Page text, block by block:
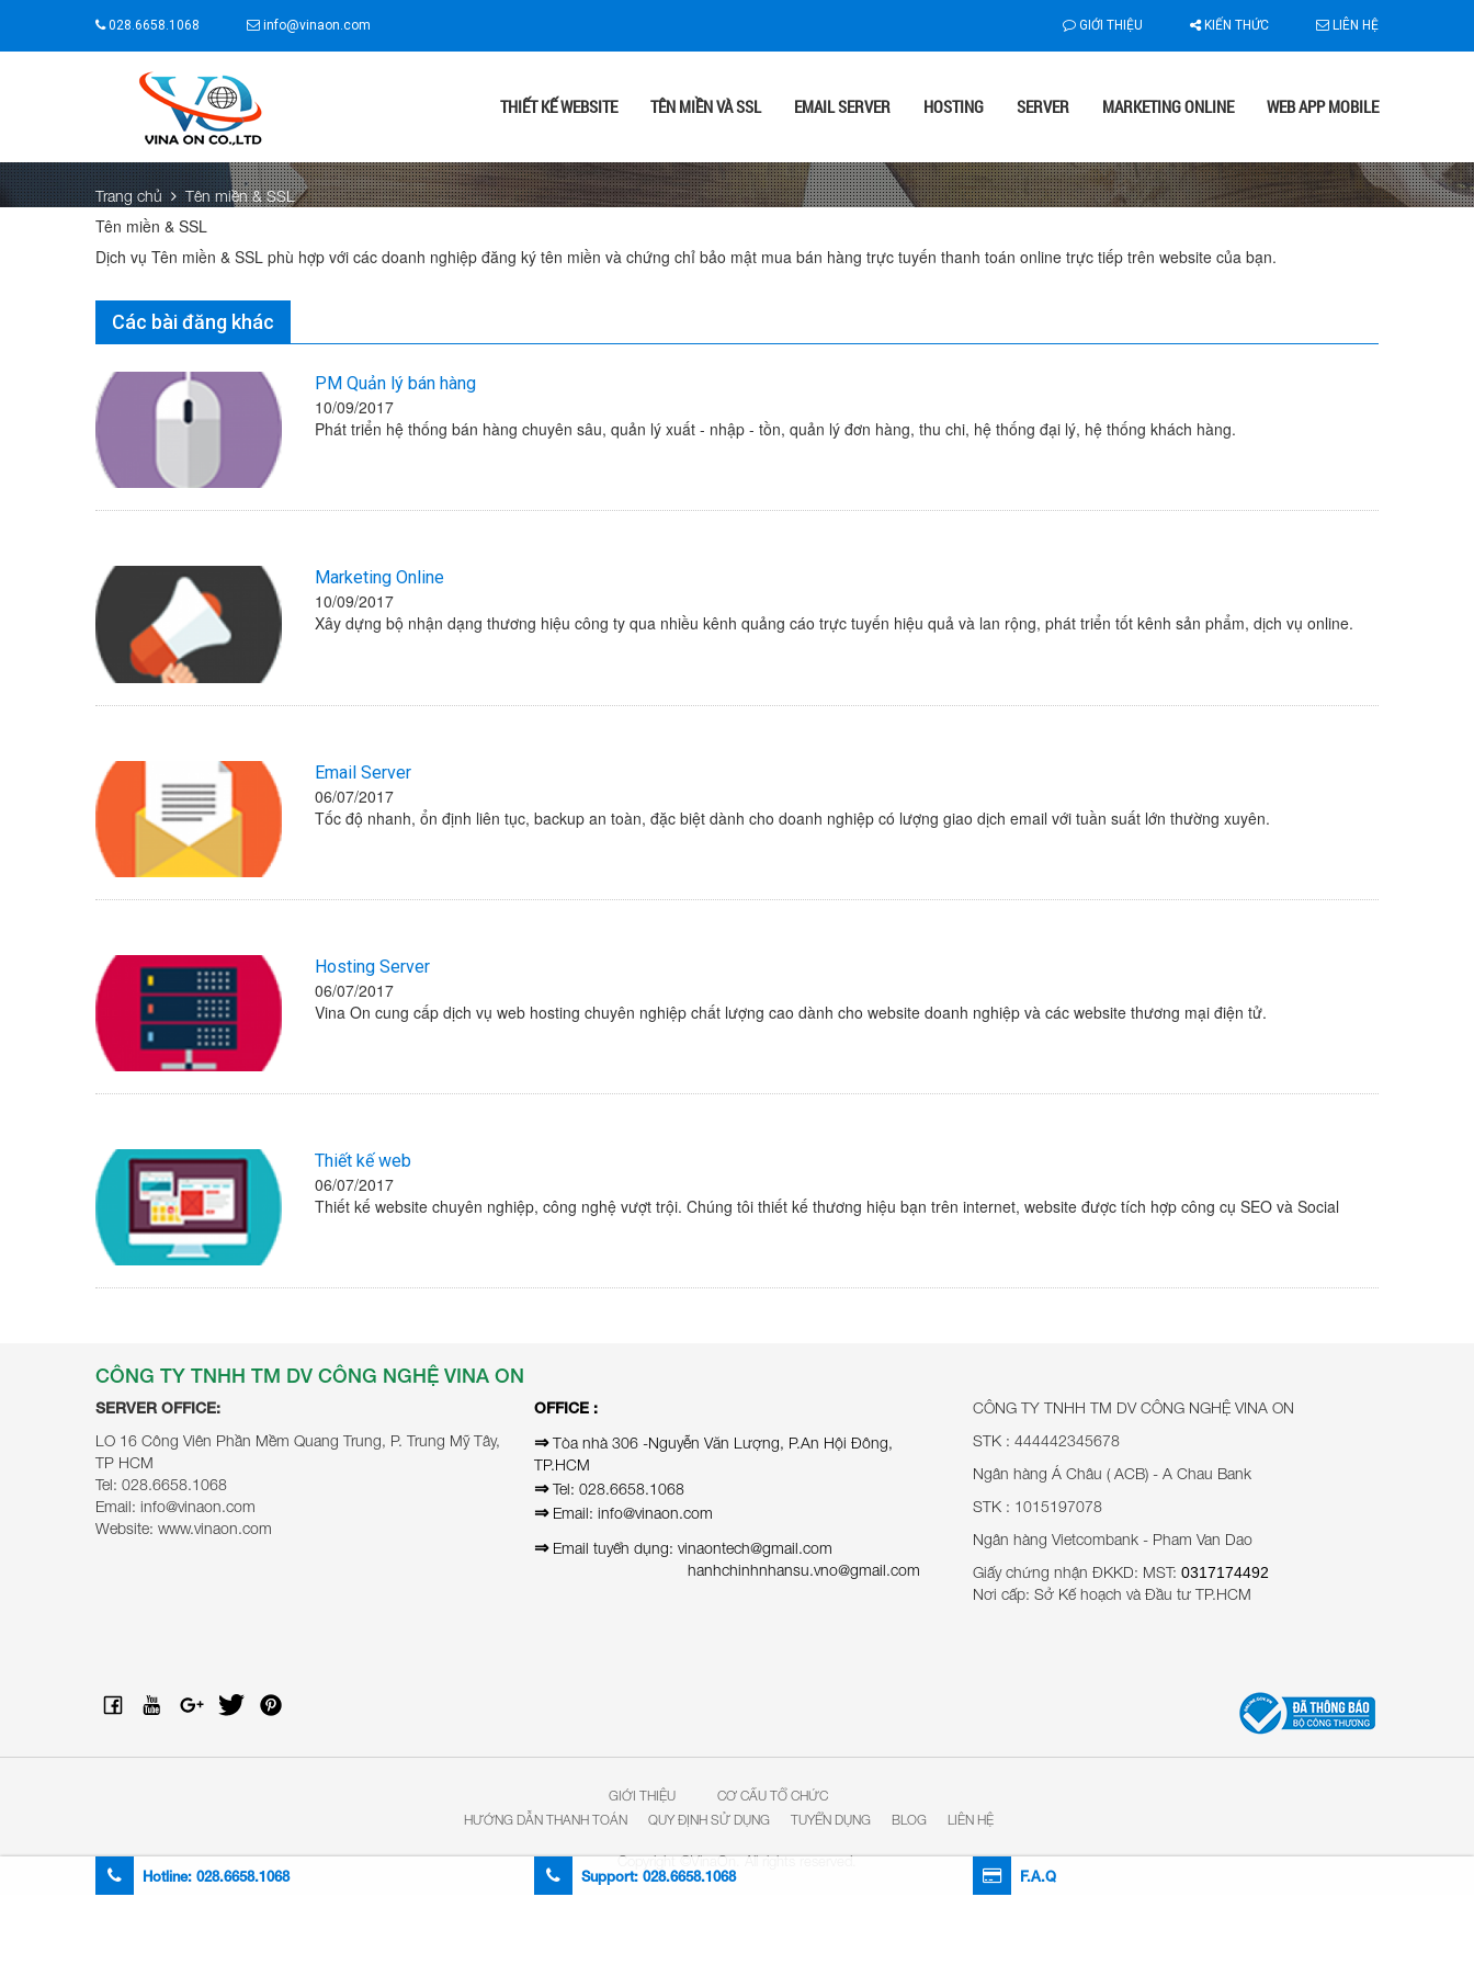
028.6658.1068 info@vinaon.com GIỚI THIỆU KIẾN THỨC LIÊN HỆ
THIẾT KẾ WEBSITE TÊN MIỀN VÀ SSL EMAIL SERVER HOSTING SERVER MARKETING ONLINE WEB APP MOBILE
Trang chủ Tên miền & SSL
Tên miền & SSL
Dịch vụ Tên miền & SSL phù hợp với các doanh nghiệp đăng ký tên miền và chứng chỉ bảo mật mua bán hàng trực tuyến thanh toán online trực tiếp trên website của bạn.
Các bài đăng khác
PM Quản lý bán hàng
10/09/2017
Phát triển hệ thống bán hàng chuyên sâu, quản lý xuất - nhập - tồn, quản lý đơn hàng, thu chi, hệ thống đại lý, hệ thống khách hàng.
Marketing Online
10/09/2017
Xây dựng bộ nhận dạng thương hiệu công ty qua nhiều kênh quảng cáo trực tuyến hiệu quả và lan rộng, phát triển tốt kênh sản phẩm, dịch vụ online.
Email Server
06/07/2017
Tốc độ nhanh, ổn định liên tục, backup an toàn, đặc biệt dành cho doanh nghiệp có lượng giao dịch email với tuần suất lớn thường xuyên.
Hosting Server
06/07/2017
Vina On cung cấp dịch vụ web hosting chuyên nghiệp chất lượng cao dành cho website doanh nghiệp và các website thương mại điện tử.
Thiết kế web
06/07/2017
Thiết kế website chuyên nghiệp, công nghệ vượt trội. Chúng tôi thiết kế thương hiệu bạn trên internet, website được tích hợp công cụ SEO và Social
CÔNG TY TNHH TM DV CÔNG NGHỆ VINA ON
SERVER OFFICE:
LO 16 Công Viên Phần Mềm Quang Trung, P. Trung Mỹ Tây,
TP HCM
Tel: 028.6658.1068
Email: info@vinaon.com
Website: www.vinaon.com
OFFICE :
⇒ Tòa nhà 306 -Nguyễn Văn Lượng, P.An Hội Đông,
TP.HCM
⇒ Tel: 028.6658.1068
⇒Email: info@vinaon.com
⇒Email tuyển dụng: vinaontech@gmail.com
hanhchinhnhansu.vno@gmail.com
CÔNG TY TNHH TM DV CÔNG NGHỆ VINA ON
STK : 444442345678
Ngân hàng Á Châu ( ACB) - A Chau Bank
STK : 1015197078
Ngân hàng Vietcombank - Pham Van Dao
Giấy chứng nhận ĐKKD: MST: 0317174492
Nơi cấp: Sở Kế hoạch và Đầu tư TP.HCM
GIỚI THIỆU
CƠ CẤU TỔ CHỨC
HƯỚNG DẪN THANH TOÁN
QUY ĐỊNH SỬ DỤNG TUYỂN DỤNG BLOG LIÊN HỆ
Copyright ©VinaOn. All rights reserved.
Hotline: 028.6658.1068 Support: 028.6658.1068 F.A.Q